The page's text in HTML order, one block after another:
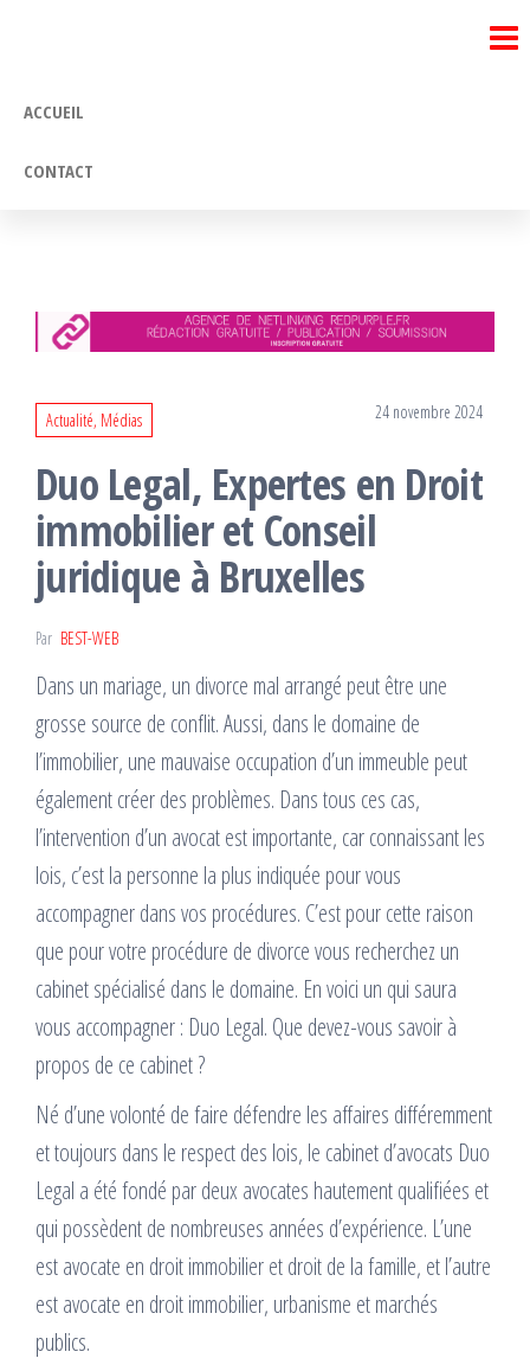
ACCUEIL
CONTACT
Actualité, Médias 24 novembre 2024
Duo Legal, Expertes en Droit
immobilier et Conseil
juridique à Bruxelles
Par BEST-WEB
Dans un mariage, un divorce mal arrangé peut être une
grosse source de conflit. Aussi, dans le domaine de
l’immobilier, une mauvaise occupation d’un immeuble peut
également créer des problèmes. Dans tous ces cas,
l’intervention d’un avocat est importante, car connaissant les
lois, c’est la personne la plus indiquée pour vous
accompagner dans vos procédures. C’est pour cette raison
que pour votre procédure de divorce vous recherchez un
cabinet spécialisé dans le domaine. En voici un qui saura
vous accompagner : Duo Legal. Que devez-vous savoir à
propos de ce cabinet ?
Né d’une volonté de faire défendre les affaires différemment
et toujours dans le respect des lois, le cabinet d’avocats Duo
Legal a été fondé par deux avocates hautement qualifiées et
qui possèdent de nombreuses années d’expérience. L’une
est avocate en droit immobilier et droit de la famille, et l’autre
est avocate en droit immobilier, urbanisme et marchés
publics.